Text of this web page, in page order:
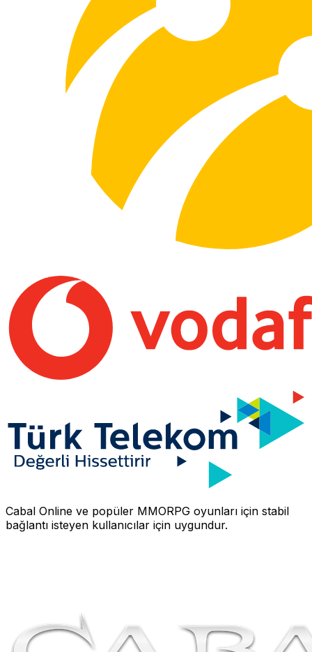
Cabal Online ve popüler MMORPG oyunları için stabil
bağlantı isteyen kullanıcılar için uygundur.